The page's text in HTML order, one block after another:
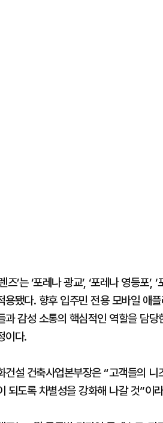
즈’는 ‘포레나 광교’, ‘포레나 영등포
용됐다. 향후 입주민 전용 모바일 애
과 감성 소통의 핵심적인 역할을 담당
이다.
건설 건축사업본부장은 “고객들의
되도록 차별성을 강화해 나갈 것”이